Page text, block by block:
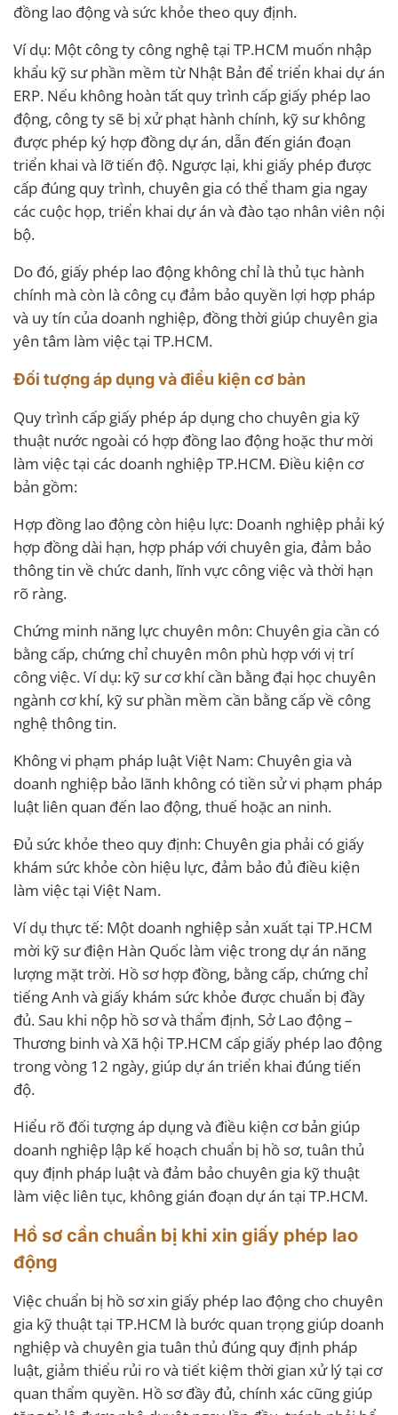
đồng lao động và sức khỏe theo quy định.
Ví dụ: Một công ty công nghệ tại TP.HCM muốn nhập
khẩu kỹ sư phần mềm từ Nhật Bản để triển khai dự án
ERP. Nếu không hoàn tất quy trình cấp giấy phép lao
động, công ty sẽ bị xử phạt hành chính, kỹ sư không
được phép ký hợp đồng dự án, dẫn đến gián đoạn
triển khai và lỡ tiến độ. Ngược lại, khi giấy phép được
cấp đúng quy trình, chuyên gia có thể tham gia ngay
các cuộc họp, triển khai dự án và đào tạo nhân viên nội
bộ.
Do đó, giấy phép lao động không chỉ là thủ tục hành
chính mà còn là công cụ đảm bảo quyền lợi hợp pháp
và uy tín của doanh nghiệp, đồng thời giúp chuyên gia
yên tâm làm việc tại TP.HCM.
Đối tượng áp dụng và điều kiện cơ bản
Quy trình cấp giấy phép áp dụng cho chuyên gia kỹ
thuật nước ngoài có hợp đồng lao động hoặc thư mời
làm việc tại các doanh nghiệp TP.HCM. Điều kiện cơ
bản gồm:
Hợp đồng lao động còn hiệu lực: Doanh nghiệp phải ký
hợp đồng dài hạn, hợp pháp với chuyên gia, đảm bảo
thông tin về chức danh, lĩnh vực công việc và thời hạn
rõ ràng.
Chứng minh năng lực chuyên môn: Chuyên gia cần có
bằng cấp, chứng chỉ chuyên môn phù hợp với vị trí
công việc. Ví dụ: kỹ sư cơ khí cần bằng đại học chuyên
ngành cơ khí, kỹ sư phần mềm cần bằng cấp về công
nghệ thông tin.
Không vi phạm pháp luật Việt Nam: Chuyên gia và
doanh nghiệp bảo lãnh không có tiền sử vi phạm pháp
luật liên quan đến lao động, thuế hoặc an ninh.
Đủ sức khỏe theo quy định: Chuyên gia phải có giấy
khám sức khỏe còn hiệu lực, đảm bảo đủ điều kiện
làm việc tại Việt Nam.
Ví dụ thực tế: Một doanh nghiệp sản xuất tại TP.HCM
mời kỹ sư điện Hàn Quốc làm việc trong dự án năng
lượng mặt trời. Hồ sơ hợp đồng, bằng cấp, chứng chỉ
tiếng Anh và giấy khám sức khỏe được chuẩn bị đầy
đủ. Sau khi nộp hồ sơ và thẩm định, Sở Lao động –
Thương binh và Xã hội TP.HCM cấp giấy phép lao động
trong vòng 12 ngày, giúp dự án triển khai đúng tiến
độ.
Hiểu rõ đối tượng áp dụng và điều kiện cơ bản giúp
doanh nghiệp lập kế hoạch chuẩn bị hồ sơ, tuân thủ
quy định pháp luật và đảm bảo chuyên gia kỹ thuật
làm việc liên tục, không gián đoạn dự án tại TP.HCM.
Hồ sơ cần chuẩn bị khi xin giấy phép lao
động
Việc chuẩn bị hồ sơ xin giấy phép lao động cho chuyên
gia kỹ thuật tại TP.HCM là bước quan trọng giúp doanh
nghiệp và chuyên gia tuân thủ đúng quy định pháp
luật, giảm thiểu rủi ro và tiết kiệm thời gian xử lý tại cơ
quan thẩm quyền. Hồ sơ đầy đủ, chính xác cũng giúp